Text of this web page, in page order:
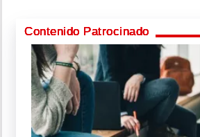
Contenido Patrocinado